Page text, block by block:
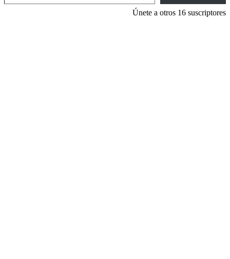
Únete a otros 16 suscriptores